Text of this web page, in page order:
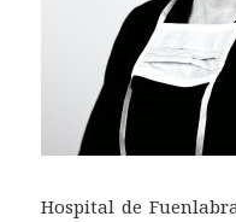
Hospital de